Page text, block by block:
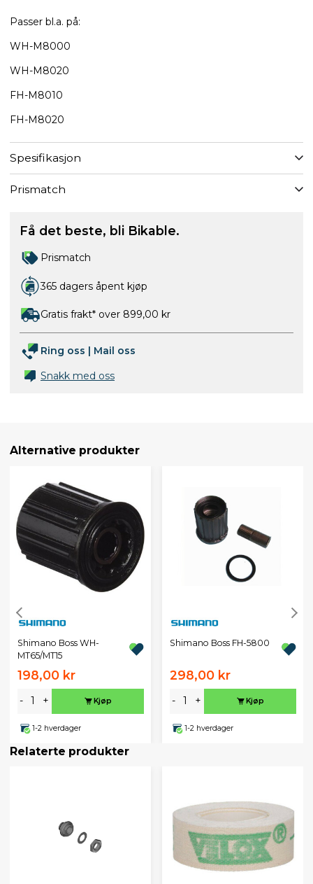
Passer bl.a. på:
WH-M8000
WH-M8020
FH-M8010
FH-M8020
Spesifikasjon
Prismatch
Få det beste, bli Bikable.
Prismatch
365 dagers åpent kjøp
Gratis frakt* over 899,00 kr
Ring oss | Mail oss
Snakk med oss
Alternative produkter
Shimano Boss WH-
MT65/MT15
198,00 kr
- + Kjøp
1-2 hverdager
Shimano Boss FH-5800
298,00 kr
- + Kjøp
1-2 hverdager
Relaterte produkter